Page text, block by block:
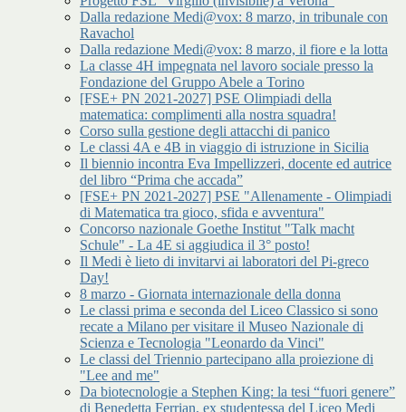
Dalla redazione Medi@vox: 8 marzo, in tribunale con
Ravachol
Dalla redazione Medi@vox: 8 marzo, il fiore e la lotta
La classe 4H impegnata nel lavoro sociale presso la
Fondazione del Gruppo Abele a Torino
[FSE+ PN 2021-2027] PSE Olimpiadi della
matematica: complimenti alla nostra squadra!
Corso sulla gestione degli attacchi di panico
Le classi 4A e 4B in viaggio di istruzione in Sicilia
Il biennio incontra Eva Impellizzeri, docente ed autrice
del libro “Prima che accada”
[FSE+ PN 2021-2027] PSE "Allenamente - Olimpiadi
di Matematica tra gioco, sfida e avventura"
Concorso nazionale Goethe Institut "Talk macht
Schule" - La 4E si aggiudica il 3° posto!
Il Medi è lieto di invitarvi ai laboratori del Pi-greco
Day!
8 marzo - Giornata internazionale della donna
Le classi prima e seconda del Liceo Classico si sono
recate a Milano per visitare il Museo Nazionale di
Scienza e Tecnologia "Leonardo da Vinci"
Le classi del Triennio partecipano alla proiezione di
"Lee and me"
Da biotecnologie a Stephen King: la tesi “fuori genere”
di Benedetta Ferrian, ex studentessa del Liceo Medi